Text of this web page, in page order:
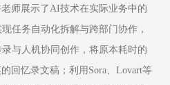
师展示了AI技术在实际业务中的
任务自动化拆解与跨部门协作，
与人机协同创作，将原本耗时的
回忆录文稿；利用Sora、Lovart等